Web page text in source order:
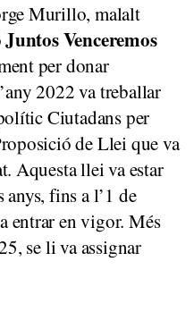
Murillo, malalt
Juntos Venceremos
per donar
2022 va treballar
Ciutadans per
de Llei que va
Aquesta llei va estar
fins a l’1 de
entrar en vigor. Més
se li va assignar